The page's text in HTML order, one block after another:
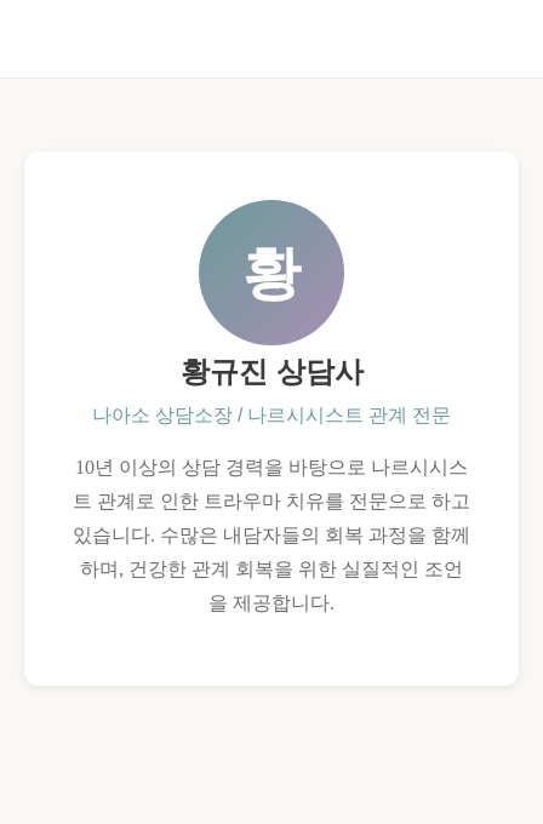
황
황규진 상담사
나아소 상담소장 / 나르시시스트 관계 전문
10년 이상의 상담 경력을 바탕으로 나르시시스
트 관계로 인한 트라우마 치유를 전문으로 하고
있습니다. 수많은 내담자들의 회복 과정을 함께
하며, 건강한 관계 회복을 위한 실질적인 조언
을 제공합니다.